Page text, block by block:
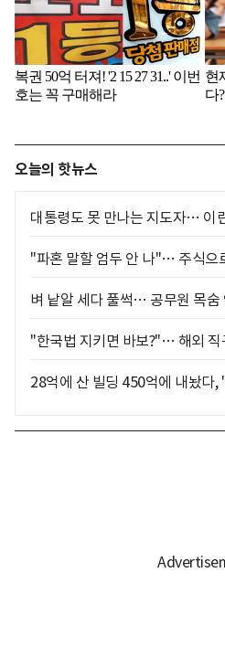
오늘의 핫뉴스
대통령도 못 만나는 지도자… 이
"파혼 말할 엄두 안 나"… 주식으
벼 낱알 세다 풀썩… 공무원 목숨
"한국법 지키면 바보?"… 해외 직
28억에 산 빌딩 450억에 내놨다,